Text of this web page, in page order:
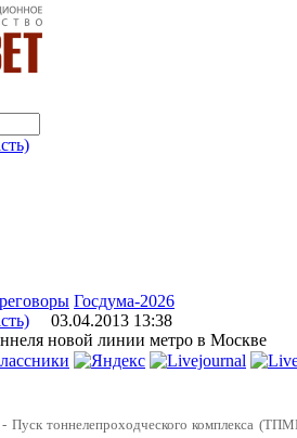
Госдума-2026
03.04.2013 13:38
новой линии метро в Москве
Пуск тоннелепроходческого комплекса